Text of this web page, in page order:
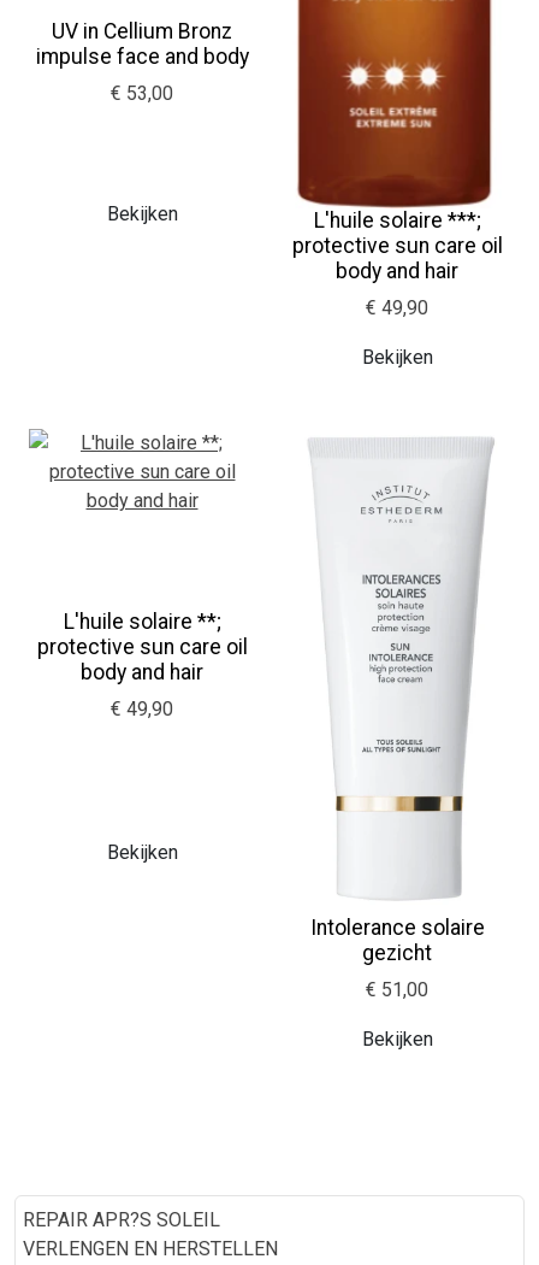
UV in Cellium Bronz
impulse face and body
€ 53,00
Bekijken
L'huile solaire ***;
protective sun care oil
body and hair
€ 49,90
Bekijken
L'huile solaire **;
protective sun care oil
body and hair
€ 49,90
Bekijken
Intolerance solaire
gezicht
€ 51,00
Bekijken
REPAIR APR?S SOLEIL
VERLENGEN EN HERSTELLEN